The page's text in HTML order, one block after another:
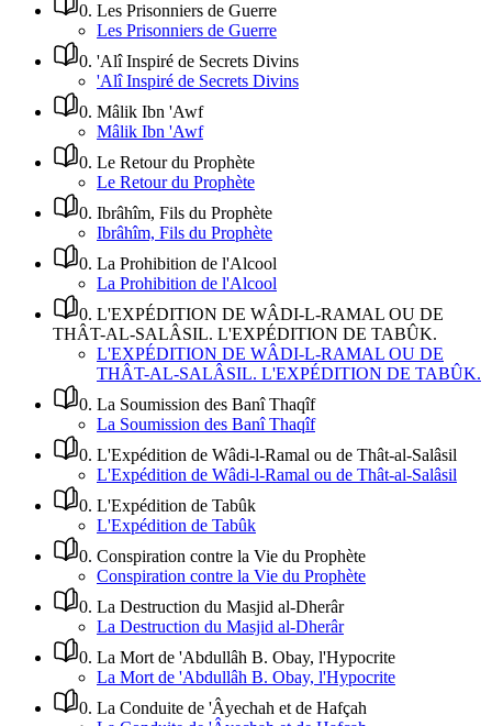
0. Les Prisonniers de Guerre
Les Prisonniers de Guerre
0. 'Alî Inspiré de Secrets Divins
'Alî Inspiré de Secrets Divins
0. Mâlik Ibn 'Awf
Mâlik Ibn 'Awf
0. Le Retour du Prophète
Le Retour du Prophète
0. Ibrâhîm, Fils du Prophète
Ibrâhîm, Fils du Prophète
0. La Prohibition de l'Alcool
La Prohibition de l'Alcool
0. L'EXPÉDITION DE WÂDI-L-RAMAL OU DE
THÂT-AL-SALÂSIL. L'EXPÉDITION DE TABÛK.
L'EXPÉDITION DE WÂDI-L-RAMAL OU DE
THÂT-AL-SALÂSIL. L'EXPÉDITION DE TABÛK.
0. La Soumission des Banî Thaqîf
La Soumission des Banî Thaqîf
0. L'Expédition de Wâdi-l-Ramal ou de Thât-al-Salâsil
L'Expédition de Wâdi-l-Ramal ou de Thât-al-Salâsil
0. L'Expédition de Tabûk
L'Expédition de Tabûk
0. Conspiration contre la Vie du Prophète
Conspiration contre la Vie du Prophète
0. La Destruction du Masjid al-Dherâr
La Destruction du Masjid al-Dherâr
0. La Mort de 'Abdullâh B. Obay, l'Hypocrite
La Mort de 'Abdullâh B. Obay, l'Hypocrite
0. La Conduite de 'Âyechah et de Hafçah